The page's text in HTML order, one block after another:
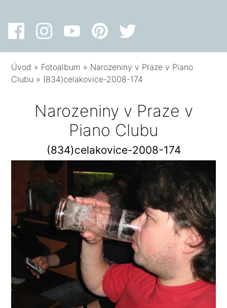
Úvod » Fotoalbum » Narozeniny v Praze v Piano
Clubu » (834)celakovice-2008-174
Narozeniny v Praze v
Piano Clubu
(834)celakovice-2008-174